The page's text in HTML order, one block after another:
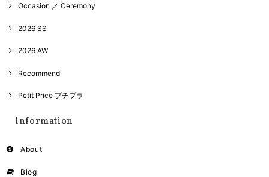
Occasion ／ Ceremony
2026 SS
2026 AW
Recommend
Petit Price プチプラ
Information
About
Blog